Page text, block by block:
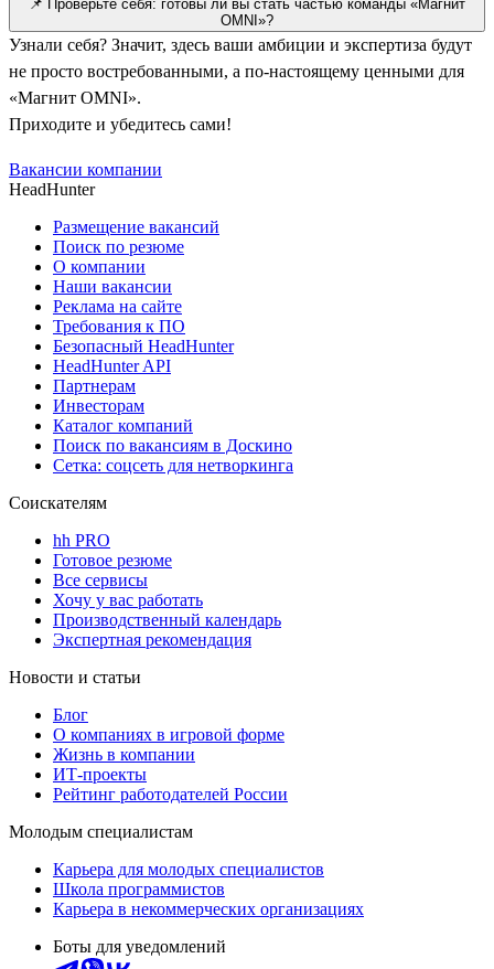
📌 Проверьте себя: готовы ли вы стать частью команды «Магнит
OMNI»?
Узнали себя? Значит, здесь ваши амбиции и экспертиза будут
не просто востребованными, а по-настоящему ценными для
«Магнит OMNI».
Приходите и убедитесь сами!
Вакансии компании
HeadHunter
Размещение вакансий
Поиск по резюме
О компании
Наши вакансии
Реклама на сайте
Требования к ПО
Безопасный HeadHunter
HeadHunter API
Партнерам
Инвесторам
Каталог компаний
Поиск по вакансиям в Доскино
Сетка: соцсеть для нетворкинга
Соискателям
hh PRO
Готовое резюме
Все сервисы
Хочу у вас работать
Производственный календарь
Экспертная рекомендация
Новости и статьи
Блог
О компаниях в игровой форме
Жизнь в компании
ИТ-проекты
Рейтинг работодателей России
Молодым специалистам
Карьера для молодых специалистов
Школа программистов
Карьера в некоммерческих организациях
Боты для уведомлений